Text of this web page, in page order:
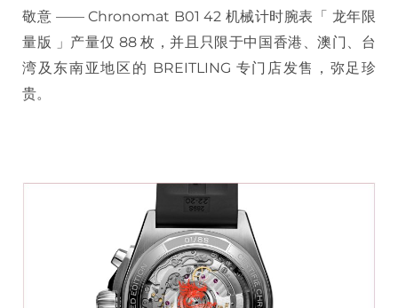
敬意 —— Chronomat B01 42 机械计时腕表「 龙年限
量版 」产量仅 88 枚，并且只限于中国香港、澳门、台
湾及东南亚地区的 BREITLING 专门店发售，弥足珍
贵。